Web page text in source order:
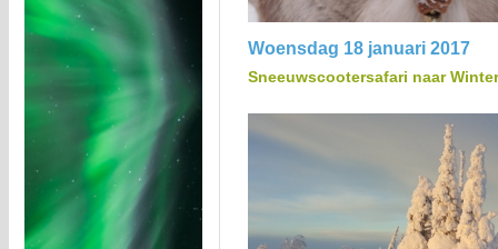
Woensdag 18 januari 2017
Sneeuwscootersafari naar